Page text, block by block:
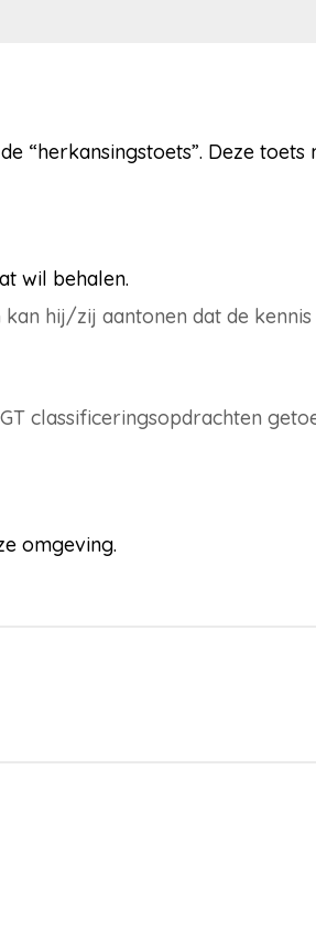
“herkansingstoets”. Deze toets
wil behalen.
hij/zij aantonen dat de kennis
classificeringsopdrachten
omgeving.